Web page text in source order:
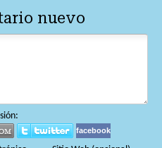
nuevo
facebook